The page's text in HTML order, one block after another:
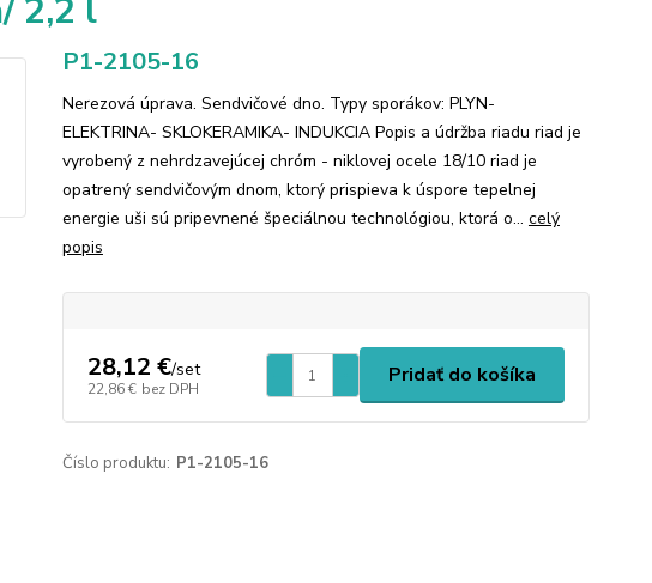
2,2 l
P1-2105-16
Nerezová úprava. Sendvičové dno. Typy sporákov: PLYN-
ELEKTRINA- SKLOKERAMIKA- INDUKCIA Popis a údržba riadu riad je
vyrobený z nehrdzavejúcej chróm - niklovej ocele 18/10 riad je
opatrený sendvičovým dnom, ktorý prispieva k úspore tepelnej
energie uši sú pripevnené špeciálnou technológiou, ktorá o... celý
popis
28,12 €/set
22,86 € bez DPH
Pridať do košíka
Číslo produktu: P1-2105-16